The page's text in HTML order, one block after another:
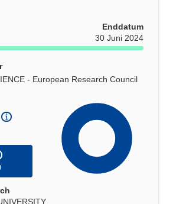
Enddatum
30 Juni 2024
- European Research Council